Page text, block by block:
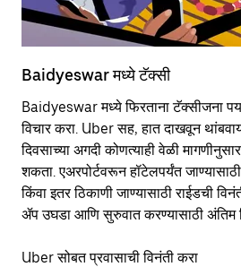
Baidyeswar मध्ये टॅक्सी
Baidyeswar मध्ये फिरताना टॅक्सीजना
विचार करा. Uber सह, हात दाखवून
दिवसाच्या अगदी कोणत्याही वेळी
शकता. एअरपोर्टवरून हॉटेलपर्यंत
किंवा इतर‍ ठिकाणी जाण्यासाठी राईडची
ॲप उघडा आणि सुरुवात करण्यासाठी अंतिम
Uber सोबत प्रवासाची विनंती करा